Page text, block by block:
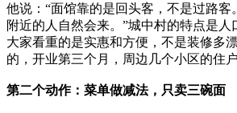
他说：“面馆靠的是回头客，不是过路客
附近的人自然会来。”城中村的特点是人
大家看重的是实惠和方便，不是装修多
的，开业第三个月，周边几个小区的住
第二个动作：菜单做减法，只卖三碗面